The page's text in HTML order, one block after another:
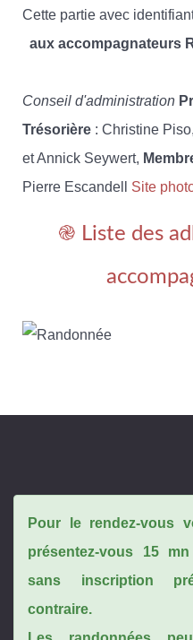
Cette partie avec
aux accompagnateurs
Conseil d'administration
Trésorière : Christine Piso,
et Annick Seywert,
Pierre Escandell Site
֎ Liste des
Pour le rendez-vous
présentez-vous 15
sans inscription
contraire.